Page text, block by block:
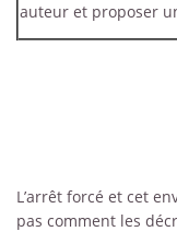
auteur et proposer
L’arrêt forcé et cet
pas comment les